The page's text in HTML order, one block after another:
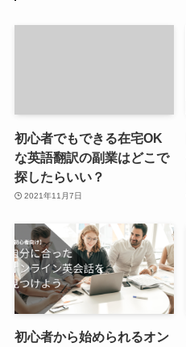
初心者でもできる在宅OK
な英語翻訳の副業はどこで
探したらいい？
2021年11月7日
初心者から始められるオン